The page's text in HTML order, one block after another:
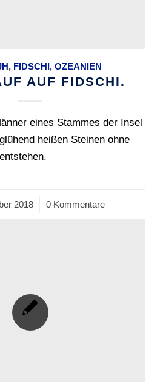
, FIDSCHI,OZEANIEN
AUF FIDSCHI.
eines Stammes der Insel
heißen Steinen ohne
2018
/ 0 Kommentare